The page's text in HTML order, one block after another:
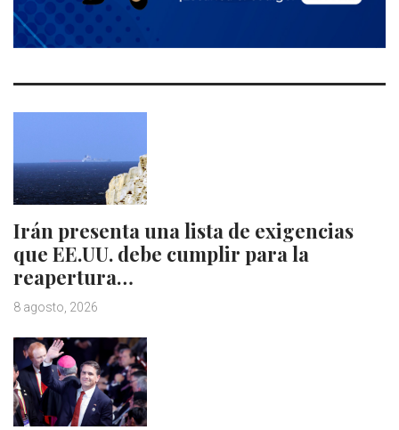
Irán presenta una lista de exigencias
que EE.UU. debe cumplir para la
reapertura…
8 agosto, 2026